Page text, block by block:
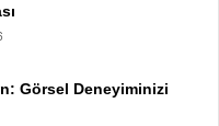
Görsel Deneyiminizi